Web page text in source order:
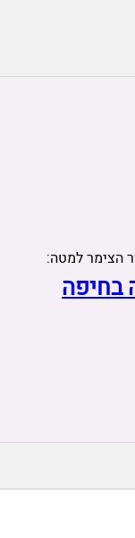
הצימר למטה:
בחיפה